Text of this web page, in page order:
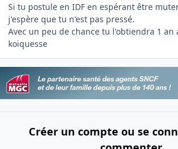
Si tu postule en IDF en espérant être
j'espère que tu n'est pas pressé.
Avec un peu de chance tu l'obtiendra 1 an
koiquesse
Créer un compte ou se